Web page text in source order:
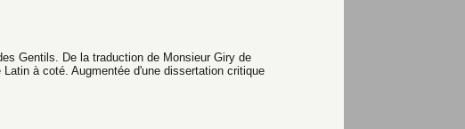
Gentils. De la traduction de Monsieur Giry de
à coté. Augmentée d'une dissertation critique